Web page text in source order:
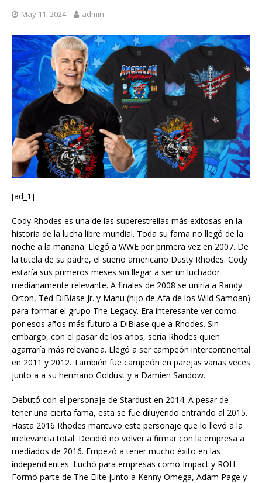
May 11, 2024 admin
[ad_1]
Cody Rhodes es una de las superestrellas más exitosas en la
historia de la lucha libre mundial. Toda su fama no llegó de la
noche a la mañana. Llegó a WWE por primera vez en 2007. De
la tutela de su padre, el sueño americano Dusty Rhodes. Cody
estaría sus primeros meses sin llegar a ser un luchador
medianamente relevante. A finales de 2008 se uniría a Randy
Orton, Ted DiBiase Jr. y Manu (hijo de Afa de los Wild Samoan)
para formar el grupo The Legacy. Era interesante ver como
por esos años más futuro a DiBiase que a Rhodes. Sin
embargo, con el pasar de los años, sería Rhodes quien
agarraría más relevancia. Llegó a ser campeón intercontinental
en 2011 y 2012. También fue campeón en parejas varias veces
junto a a su hermano Goldust y a Damien Sandow.
Debutó con el personaje de Stardust en 2014. A pesar de
tener una cierta fama, esta se fue diluyendo entrando al 2015.
Hasta 2016 Rhodes mantuvo este personaje que lo llevó a la
irrelevancia total. Decidió no volver a firmar con la empresa a
mediados de 2016. Empezó a tener mucho éxito en las
independientes. Luchó para empresas como Impact y ROH.
Formó parte de The Elite junto a Kenny Omega, Adam Page y